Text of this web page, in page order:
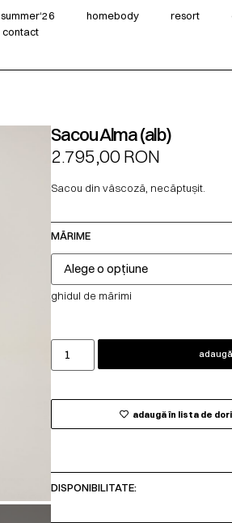
summer‘26 homebody resort
contact
Sacou Alma (alb)
2.795,00RON
Sacou din vâscoză, necăptușit.
MĂRIME
ghidul de mărimi
adaugă în lista de
DISPONIBILITATE: